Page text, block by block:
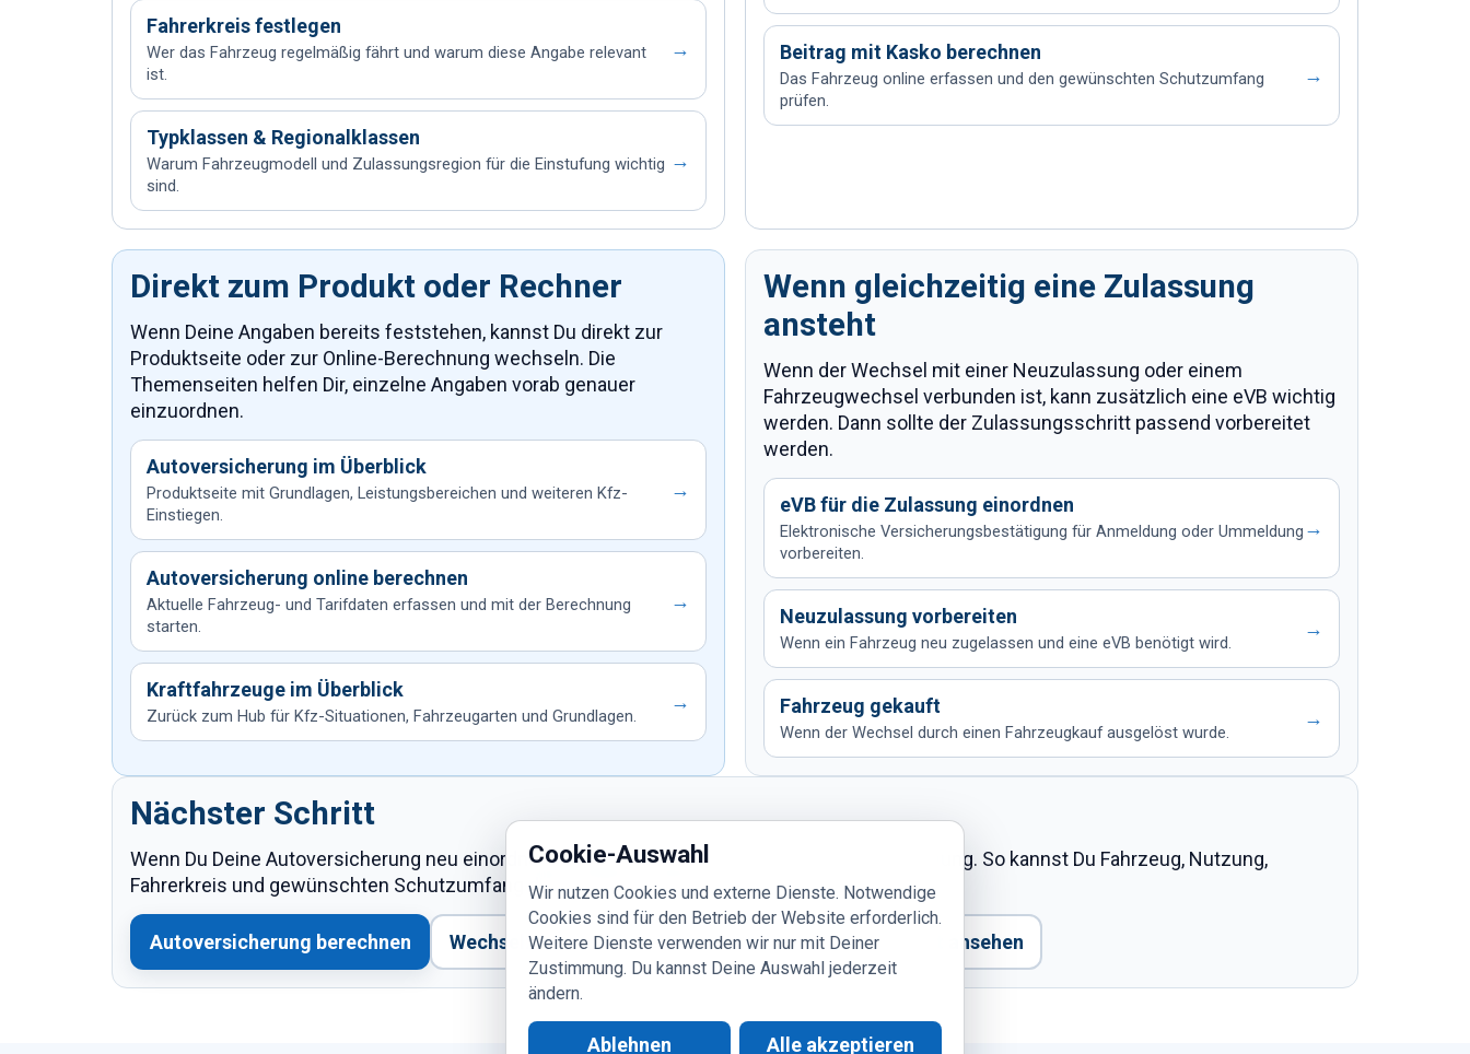
Fahrerkreis festlegen
Wer das Fahrzeug regelmäßig fährt und warum diese Angabe relevant
ist.
→
Typklassen & Regionalklassen
Warum Fahrzeugmodell und Zulassungsregion für die Einstufung wichtig
sind.
→
Beitrag mit Kasko berechnen
Das Fahrzeug online erfassen und den gewünschten Schutzumfang
prüfen.
→
Direkt zum Produkt oder Rechner
Wenn Deine Angaben bereits feststehen, kannst Du direkt zur
Produktseite oder zur Online-Berechnung wechseln. Die
Themenseiten helfen Dir, einzelne Angaben vorab genauer
einzuordnen.
Autoversicherung im Überblick
Produktseite mit Grundlagen, Leistungsbereichen und weiteren Kfz-
Einstiegen.
→
Autoversicherung online berechnen
Aktuelle Fahrzeug- und Tarifdaten erfassen und mit der Berechnung
starten.
→
Kraftfahrzeuge im Überblick
Zurück zum Hub für Kfz-Situationen, Fahrzeugarten und Grundlagen.
→
Wenn gleichzeitig eine Zulassung
ansteht
Wenn der Wechsel mit einer Neuzulassung oder einem
Fahrzeugwechsel verbunden ist, kann zusätzlich eine eVB wichtig
werden. Dann sollte der Zulassungsschritt passend vorbereitet
werden.
eVB für die Zulassung einordnen
Elektronische Versicherungsbestätigung für Anmeldung oder Ummeldung
vorbereiten.
→
Neuzulassung vorbereiten
Wenn ein Fahrzeug neu zugelassen und eine eVB benötigt wird.
→
Fahrzeug gekauft
Wenn der Wechsel durch einen Fahrzeugkauf ausgelöst wurde.
→
Nächster Schritt
Wenn Du Deine Autoversicherung neu einordnen möchtest, starte mit einer aktuellen Berechnung. So kannst Du Fahrzeug, Nutzung,
Fahrerkreis und gewünschten Schutzumfang direkt online erfassen.
Autoversicherung berechnen Wechselzeitpunkt einordnen Kfz-Themenübersicht ansehen
Cookie-Auswahl
Wir nutzen Cookies und externe Dienste. Notwendige
Cookies sind für den Betrieb der Website erforderlich.
Weitere Dienste verwenden wir nur mit Deiner
Zustimmung. Du kannst Deine Auswahl jederzeit
ändern.
Ablehnen Alle akzeptieren